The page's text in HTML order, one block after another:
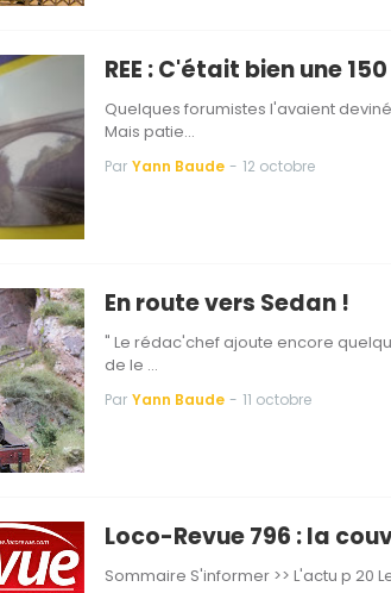
REE : C'était bien une 150
Quelques forumistes l'avaient deviné
Mais patie…
Par Yann Baude - 12 octobre
En route vers Sedan !
" Le rédac'chef ajoute encore
de le …
Par Yann Baude - 11 octobre
Loco-Revue 796 : la
Sommaire S'informer >> L'actu p 20